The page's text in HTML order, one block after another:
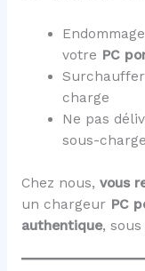
votre PC
charge
Ne pas
sous-
Chez nous, vous
un chargeur PC
authentique,